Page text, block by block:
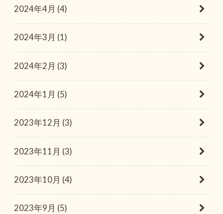
2024年4月 (4)
2024年3月 (1)
2024年2月 (3)
2024年1月 (5)
2023年12月 (3)
2023年11月 (3)
2023年10月 (4)
2023年9月 (5)